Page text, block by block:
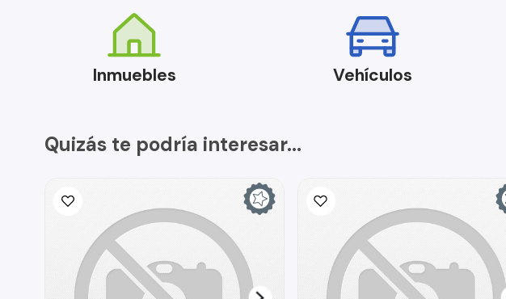
Inmuebles Vehículos
Quizás te podría interesar...